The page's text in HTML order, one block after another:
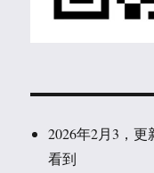
2026年2月3，
看到